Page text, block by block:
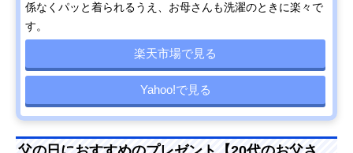
係なくパッと着られるうえ、お母さんも洗濯のときに楽々で
す。
楽天市場で見る
Yahoo!で見る